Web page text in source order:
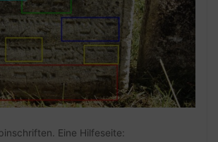
Eine Hilfeseite: